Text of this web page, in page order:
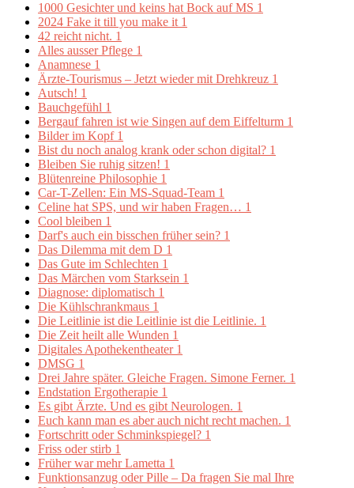
1000 Gesichter und keins hat Bock auf MS 1
2024 Fake it till you make it 1
42 reicht nicht. 1
Alles ausser Pflege 1
Anamnese 1
Ärzte-Tourismus – Jetzt wieder mit Drehkreuz 1
Autsch! 1
Bauchgefühl 1
Bergauf fahren ist wie Singen auf dem Eiffelturm 1
Bilder im Kopf 1
Bist du noch analog krank oder schon digital? 1
Bleiben Sie ruhig sitzen! 1
Blütenreine Philosophie 1
Car-T-Zellen: Ein MS-Squad-Team 1
Celine hat SPS, und wir haben Fragen… 1
Cool bleiben 1
Darf's auch ein bisschen früher sein? 1
Das Dilemma mit dem D 1
Das Gute im Schlechten 1
Das Märchen vom Starksein 1
Diagnose: diplomatisch 1
Die Kühlschrankmaus 1
Die Leitlinie ist die Leitlinie ist die Leitlinie. 1
Die Zeit heilt alle Wunden 1
Digitales Apothekentheater 1
DMSG 1
Drei Jahre später. Gleiche Fragen. Simone Ferner. 1
Endstation Ergotherapie 1
Es gibt Ärzte. Und es gibt Neurologen. 1
Euch kann man es aber auch nicht recht machen. 1
Fortschritt oder Schminkspiegel? 1
Friss oder stirb 1
Früher war mehr Lametta 1
Funktionsanzug oder Pille – Da fragen Sie mal Ihre